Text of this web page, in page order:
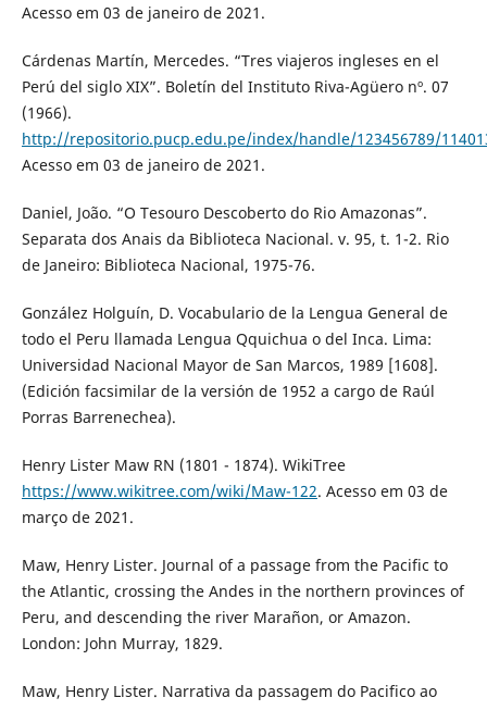
Acesso em 03 de janeiro de 2021.
Cárdenas Martín, Mercedes. “Tres viajeros ingleses en el
Perú del siglo XIX”. Boletín del Instituto Riva-Agüero nº. 07
(1966).
http://repositorio.pucp.edu.pe/index/handle/123456789/
Acesso em 03 de janeiro de 2021.
Daniel, João. “O Tesouro Descoberto do Rio Amazonas”.
Separata dos Anais da Biblioteca Nacional. v. 95, t. 1-2. Rio
de Janeiro: Biblioteca Nacional, 1975-76.
González Holguín, D. Vocabulario de la Lengua General de
todo el Peru llamada Lengua Qquichua o del Inca. Lima:
Universidad Nacional Mayor de San Marcos, 1989 [1608].
(Edición facsimilar de la versión de 1952 a cargo de Raúl
Porras Barrenechea).
Henry Lister Maw RN (1801 - 1874). WikiTree
https://www.wikitree.com/wiki/Maw-122. Acesso em 03 de
março de 2021.
Maw, Henry Lister. Journal of a passage from the Pacific to
the Atlantic, crossing the Andes in the northern provinces of
Peru, and descending the river Marañon, or Amazon.
London: John Murray, 1829.
Maw, Henry Lister. Narrativa da passagem do Pacifico ao